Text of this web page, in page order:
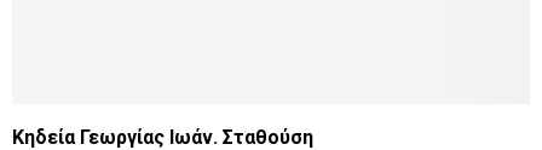
Κηδεία Γεωργίας Ιωάν. Σταθούση